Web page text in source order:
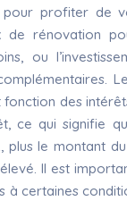
pour profiter de
de rénovation
ou
des
ce qui signifie
plus le montant
Il est
à certaines